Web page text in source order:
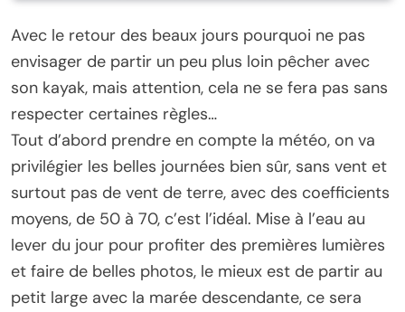
Avec le retour des beaux jours pourquoi ne pas
envisager de partir un peu plus loin pêcher avec
son kayak, mais attention, cela ne se fera pas sans
respecter certaines règles…
Tout d’abord prendre en compte la météo, on va
privilégier les belles journées bien sûr, sans vent et
surtout pas de vent de terre, avec des coefficients
moyens, de 50 à 70, c’est l’idéal. Mise à l’eau au
lever du jour pour profiter des premières lumières
et faire de belles photos, le mieux est de partir au
petit large avec la marée descendante, ce sera